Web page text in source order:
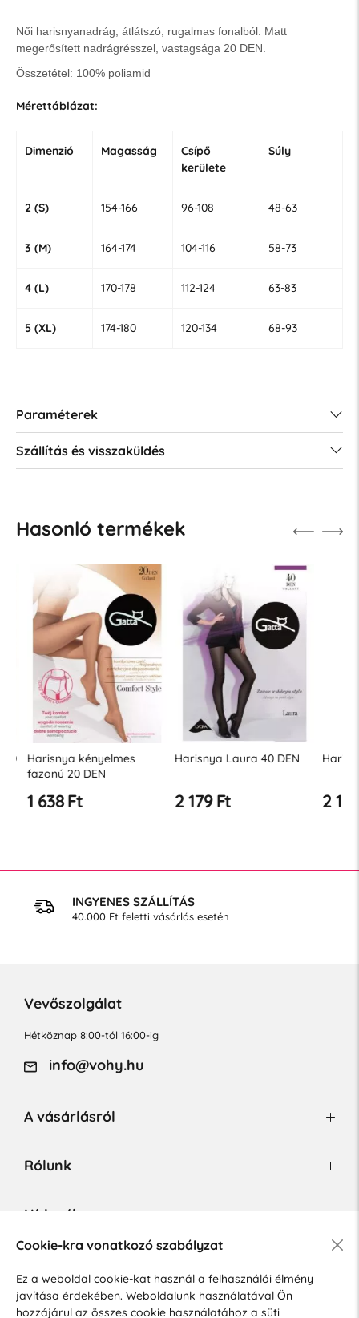
Női harisnyanadrág, átlátszó, rugalmas fonalból. Matt
megerősített nadrágrésszel, vastagsága 20 DEN.
Összetétel: 100% poliamid
Mérettáblázat:
Dimenzió Magasság
Csípő
kerülete
Súly
2 (S) 154-166 96-108 48-63
3 (M) 164-174 104-116 58-73
4 (L) 170-178 112-124 63-83
5 (XL) 174-180 120-134 68-93
Paraméterek
Szállítás és visszaküldés
Hasonló termékek
Harisnya kényelmes
fazonú 20 DEN
1 638 Ft
Harisnya Laura 40 DEN
2 179 Ft 2 179
INGYENES SZÁLLÍTÁS
40.000 Ft feletti vásárlás esetén
Vevőszolgálat
Hétköznap 8:00-tól 16:00-ig
info@vohy.hu
A vásárlásról
Rólunk
Hírlevél
Hozzájárulok a személyes adatok marketing célú kezeléséhez.
Személyes adatok védelmére vonatkozó szabályzat.
Cookie-kra vonatkozó szabályzat
Ez a weboldal cookie-kat használ a felhasználói élmény
javítása érdekében. Weboldalunk használatával Ön
hozzájárul az összes cookie használatához a süti